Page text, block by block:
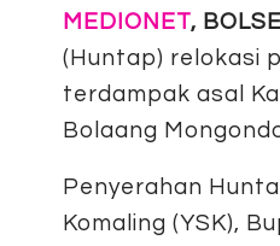
MEDIONET,
(Huntap) relokasi
terdampak asal
Bolaang
Penyerahan
Komaling (YSK),